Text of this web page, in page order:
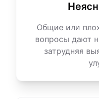
Общие или
вопросы дают
затрудняя